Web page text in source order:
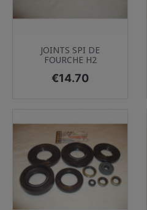
JOINTS SPI DE
FOURCHE H2
Price
€14.70